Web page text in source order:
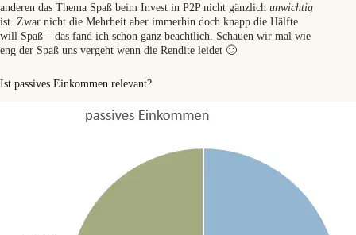
anderen das Thema Spaß beim Invest in P2P nicht gänzlich unwichtig
ist. Zwar nicht die Mehrheit aber immerhin doch knapp die Hälfte
will Spaß – das fand ich schon ganz beachtlich. Schauen wir mal wie
eng der Spaß uns vergeht wenn die Rendite leidet 🙂
Ist passives Einkommen relevant?